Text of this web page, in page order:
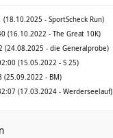
(18.10.2025 - SportScheck Run)
(16.10.2022 - The Great 10K)
(24.08.2025 - die Generalprobe)
(15.05.2022 - S 25)
(25.09.2022 - BM)
(17.03.2024 - Werderseelauf)